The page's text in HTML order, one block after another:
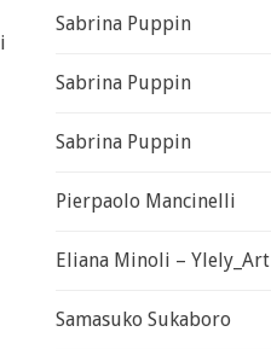
Sabrina Puppin
Sabrina Puppin
Sabrina Puppin
Pierpaolo Mancinelli
Eliana Minoli – Ylely_Art
Samasuko Sukaboro